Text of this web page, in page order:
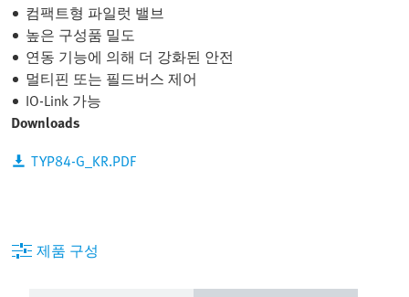
컴팩트형 파일럿 밸브
높은 구성품 밀도
연동 기능에 의해 더 강화된 안전
멀티핀 또는 필드버스 제어
IO-Link 가능
Downloads
TYP84-G_KR.PDF
제품 구성